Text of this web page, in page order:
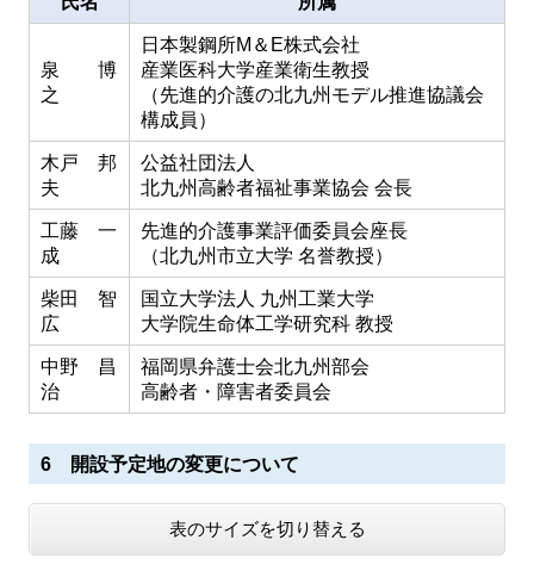
泉 博
之
日本製鋼所M＆E株式会社
産業医科大学産業衛生教授
（先進的介護の北九州モデル推進協議会
構成員）
木戸 邦
夫
公益社団法人
北九州高齢者福祉事業協会 会長
工藤 一
成
先進的介護事業評価委員会座長
（北九州市立大学 名誉教授）
柴田 智
広
国立大学法人 九州工業大学
大学院生命体工学研究科 教授
中野 昌
治
福岡県弁護士会北九州部会
高齢者・障害者委員会
6 開設予定地の変更について
表のサイズを切り替える